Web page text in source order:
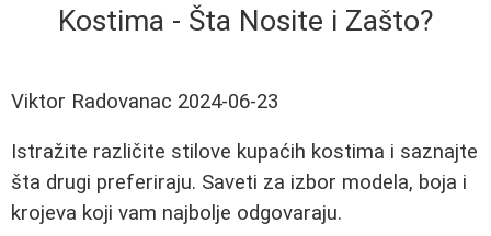
Kostima - Šta Nosite i Zašto?
Viktor Radovanac 2024-06-23
Istražite različite stilove kupaćih kostima i saznajte
šta drugi preferiraju. Saveti za izbor modela, boja i
krojeva koji vam najbolje odgovaraju.